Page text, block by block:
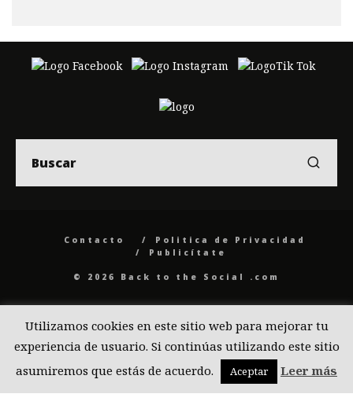
Contacto
Politica de Privacidad
Publicítate
© 2026 Back to the Social .com
Utilizamos cookies en este sitio web para mejorar tu
experiencia de usuario. Si continúas utilizando este sitio
asumiremos que estás de acuerdo.
Aceptar Leer más